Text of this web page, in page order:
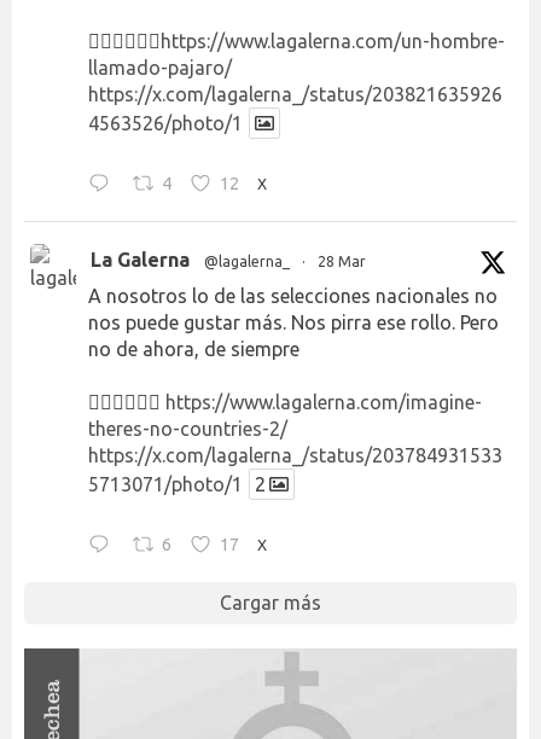
👉🏻👉🏻👉🏻 https://www.lagalerna.com/un-hombre-
llamado-pajaro/
https://x.com/lagalerna_/status/203821635926
4563526/photo/1
4 12 X
La Galerna @lagalerna_ · 28 Mar
A nosotros lo de las selecciones nacionales no
nos puede gustar más. Nos pirra ese rollo. Pero
no de ahora, de siempre
👉🏻👉🏻👉🏻 https://www.lagalerna.com/imagine-
theres-no-countries-2/
https://x.com/lagalerna_/status/203784931533
5713071/photo/1
2
6 17 X
Cargar más